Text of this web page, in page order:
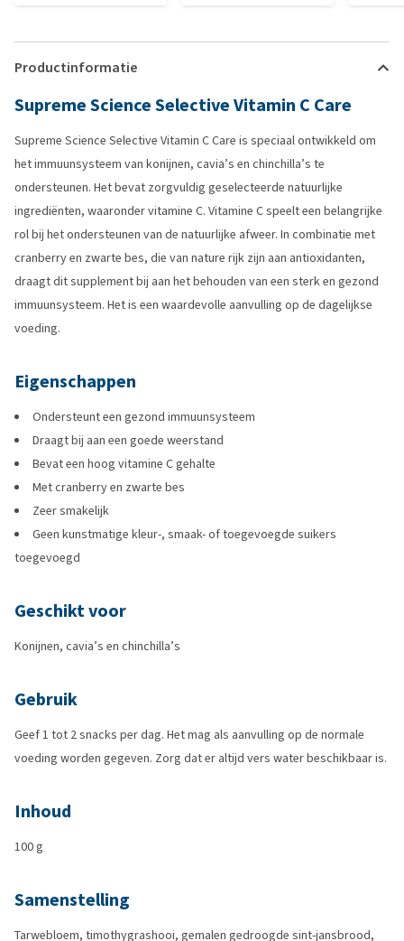
Productinformatie
Supreme Science Selective Vitamin C Care
Supreme Science Selective Vitamin C Care is speciaal ontwikkeld om
het immuunsysteem van konijnen, cavia’s en chinchilla’s te
ondersteunen. Het bevat zorgvuldig geselecteerde natuurlijke
ingrediënten, waaronder vitamine C. Vitamine C speelt een belangrijke
rol bij het ondersteunen van de natuurlijke afweer. In combinatie met
cranberry en zwarte bes, die van nature rijk zijn aan antioxidanten,
draagt dit supplement bij aan het behouden van een sterk en gezond
immuunsysteem. Het is een waardevolle aanvulling op de dagelijkse
voeding.
Eigenschappen
Ondersteunt een gezond immuunsysteem
Draagt bij aan een goede weerstand
Bevat een hoog vitamine C gehalte
Met cranberry en zwarte bes
Zeer smakelijk
Geen kunstmatige kleur-, smaak- of toegevoegde suikers
toegevoegd
Geschikt voor
Konijnen, cavia’s en chinchilla’s
Gebruik
Geef 1 tot 2 snacks per dag. Het mag als aanvulling op de normale
voeding worden gegeven. Zorg dat er altijd vers water beschikbaar is.
Inhoud
100 g
Samenstelling
Tarwebloem, timothygrashooi, gemalen gedroogde sint-jansbrood,